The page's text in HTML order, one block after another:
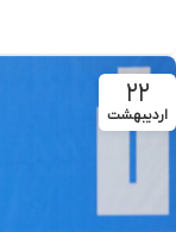
۲۲
اردیبهشت